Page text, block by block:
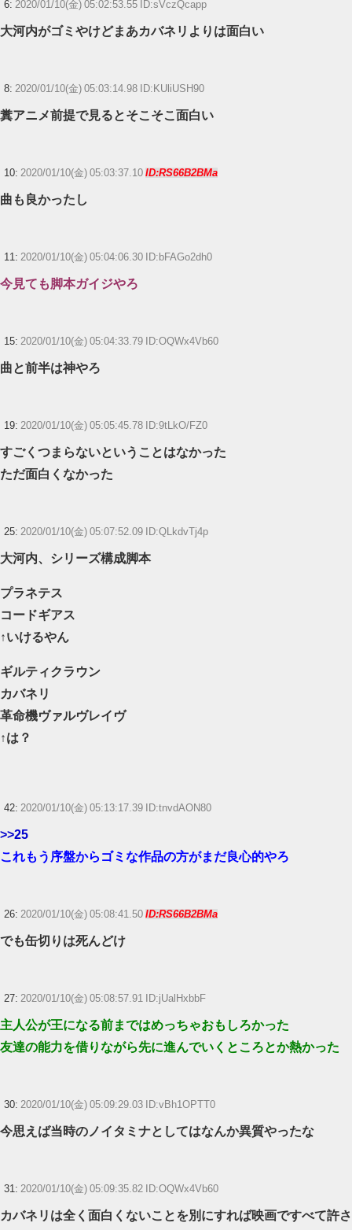
6: 2020/01/10(金) 05:02:53.55 ID:sVczQcapp
大河内がゴミやけどまあカバネリよりは面白い
8: 2020/01/10(金) 05:03:14.98 ID:KUliUSH90
糞アニメ前提で見るとそこそこ面白い
10: 2020/01/10(金) 05:03:37.10 ID:RS66B2BMa
曲も良かったし
11: 2020/01/10(金) 05:04:06.30 ID:bFAGo2dh0
今見ても脚本ガイジやろ
15: 2020/01/10(金) 05:04:33.79 ID:OQWx4Vb60
曲と前半は神やろ
19: 2020/01/10(金) 05:05:45.78 ID:9tLkO/FZ0
すごくつまらないということはなかった
ただ面白くなかった
25: 2020/01/10(金) 05:07:52.09 ID:QLkdvTj4p
大河内、シリーズ構成脚本
プラネテス
コードギアス
↑いけるやん
ギルティクラウン
カバネリ
革命機ヴァルヴレイヴ
↑は？
42: 2020/01/10(金) 05:13:17.39 ID:tnvdAON80
>>25
これもう序盤からゴミな作品の方がまだ良心的やろ
26: 2020/01/10(金) 05:08:41.50 ID:RS66B2BMa
でも缶切りは死んどけ
27: 2020/01/10(金) 05:08:57.91 ID:jUalHxbbF
主人公が王になる前まではめっちゃおもしろかった
友達の能力を借りながら先に進んでいくところとか熱かった
30: 2020/01/10(金) 05:09:29.03 ID:vBh1OPTT0
今思えば当時のノイタミナとしてはなんか異質やったな
31: 2020/01/10(金) 05:09:35.82 ID:OQWx4Vb60
カバネリは全く面白くないことを別にすれば映画ですべて許さ